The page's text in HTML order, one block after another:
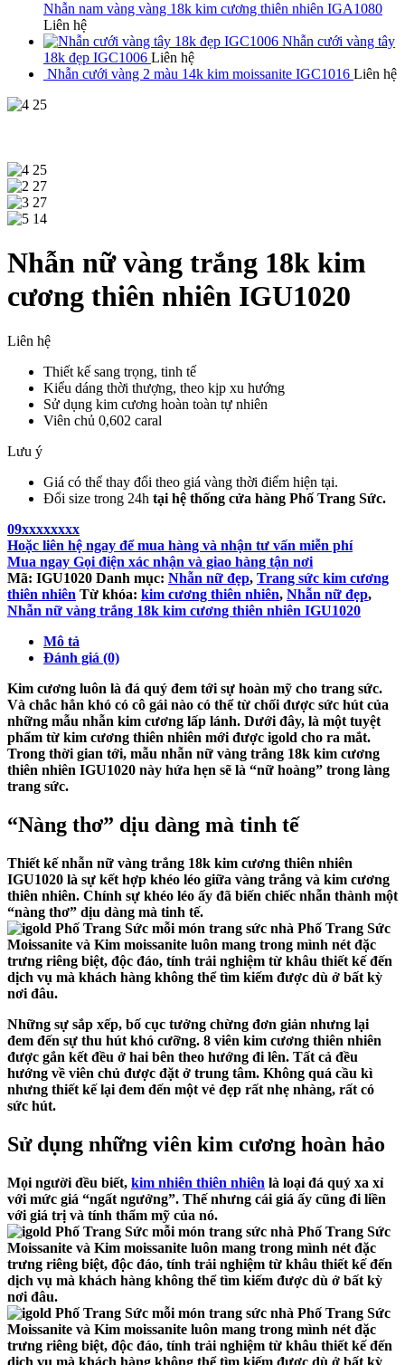
Nhẫn nam vàng vàng 18k kim cương thiên nhiên IGA1080
Liên hệ
Nhẫn cưới vàng tây
18k đẹp IGC1006 Liên hệ
Nhẫn cưới vàng 2 màu 14k kim moissanite IGC1016 Liên hệ
Nhẫn nữ vàng trắng 18k kim
cương thiên nhiên IGU1020
Liên hệ
Thiết kế sang trọng, tinh tế
Kiểu dáng thời thượng, theo kịp xu hướng
Sử dụng kim cương hoàn toàn tự nhiên
Viên chủ 0,602 caral
Lưu ý
Giá có thể thay đổi theo giá vàng thời điểm hiện tại.
Đổi size trong 24h tại hệ thống cửa hàng Phố Trang Sức.
09xxxxxxxx
Hoặc liên hệ ngay để mua hàng và nhận tư vấn miễn phí
Mua ngay Gọi điện xác nhận và giao hàng tận nơi
Mã: IGU1020 Danh mục: Nhẫn nữ đẹp, Trang sức kim cương
thiên nhiên Từ khóa: kim cương thiên nhiên, Nhẫn nữ đẹp,
Nhẫn nữ vàng trắng 18k kim cương thiên nhiên IGU1020
Mô tả
Đánh giá (0)
Kim cương luôn là đá quý đem tới sự hoàn mỹ cho trang sức.
Và chắc hẳn khó có cô gái nào có thể từ chối được sức hút của
những mẫu nhẫn kim cương lấp lánh. Dưới đây, là một tuyệt
phẩm từ kim cương thiên nhiên mới được igold cho ra mắt.
Trong thời gian tới, mẫu nhẫn nữ vàng trắng 18k kim cương
thiên nhiên IGU1020 này hứa hẹn sẽ là “nữ hoàng” trong làng
trang sức.
“Nàng thơ” dịu dàng mà tinh tế
Thiết kếnhẫn nữ vàng trắng 18k kim cương thiên nhiên
IGU1020 là sự kết hợp khéo léo giữa vàng trắng và kim cương
thiên nhiên. Chính sự khéo léo ấy đã biến chiếc nhẫn thành một
“nàng thơ” dịu dàng mà tinh tế.
Những sự sắp xếp, bố cục tưởng chừng đơn giản nhưng lại
đem đến sự thu hút khó cưỡng. 8 viên kim cương thiên nhiên
được gắn kết đều ở hai bên theo hướng đi lên. Tất cả đều
hướng về viên chủ được đặt ở trung tâm. Không quá cầu kì
nhưng thiết kế lại đem đến một vẻ đẹp rất nhẹ nhàng, rất có
sức hút.
Sử dụng những viên kim cương hoàn hảo
Mọi người đều biết, kim nhiên thiên nhiên là loại đá quý xa xỉ
với mức giá “ngất ngưởng”. Thế nhưng cái giá ấy cũng đi liền
với giá trị và tính thẩm mỹ của nó.